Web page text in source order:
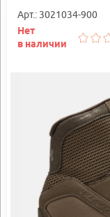
Арт.: 3021034-900
Нет
в наличии